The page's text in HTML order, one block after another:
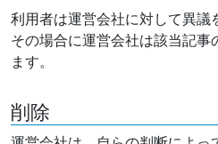
利用者は運営会社に対して異議
その場合に運営会社は該当記事
ます。
削除